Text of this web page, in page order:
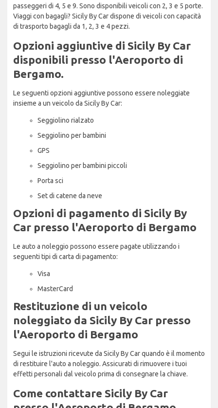
passeggeri di 4, 5 e 9. Sono disponibili veicoli con 2, 3 e 5 porte.
Viaggi con bagagli? Sicily By Car dispone di veicoli con capacità
di trasporto bagagli da 1, 2, 3 e 4 pezzi.
Opzioni aggiuntive di Sicily By Car
disponibili presso l'Aeroporto di
Bergamo.
Le seguenti opzioni aggiuntive possono essere noleggiate
insieme a un veicolo da Sicily By Car:
Seggiolino rialzato
Seggiolino per bambini
GPS
Seggiolino per bambini piccoli
Porta sci
Set di catene da neve
Opzioni di pagamento di Sicily By
Car presso l'Aeroporto di Bergamo
Le auto a noleggio possono essere pagate utilizzando i
seguenti tipi di carta di pagamento:
Visa
MasterCard
Restituzione di un veicolo
noleggiato da Sicily By Car presso
l'Aeroporto di Bergamo
Segui le istruzioni ricevute da Sicily By Car quando è il momento
di restituire l'auto a noleggio. Assicurati di rimuovere i tuoi
effetti personali dal veicolo prima di consegnare la chiave.
Come contattare Sicily By Car